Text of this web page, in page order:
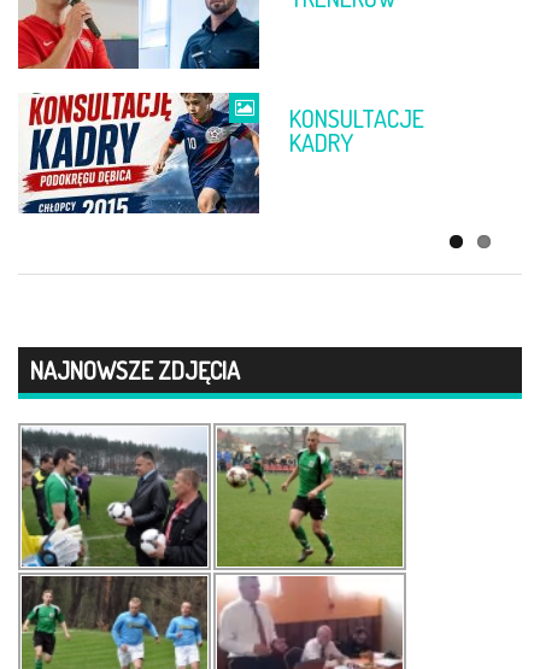
KONSULTACJE
KADRY
ŻYCZENIA
WIELKANOCNE
NAJNOWSZE ZDJĘCIA